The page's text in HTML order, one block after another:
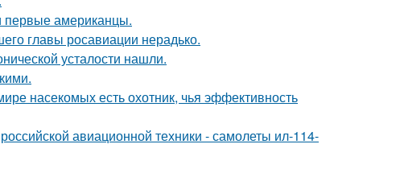
первые американцы.
главы росавиации нерадько.
усталости нашли.
насекомых есть охотник, чья эффективность
авиационной техники - самолеты ил-114-